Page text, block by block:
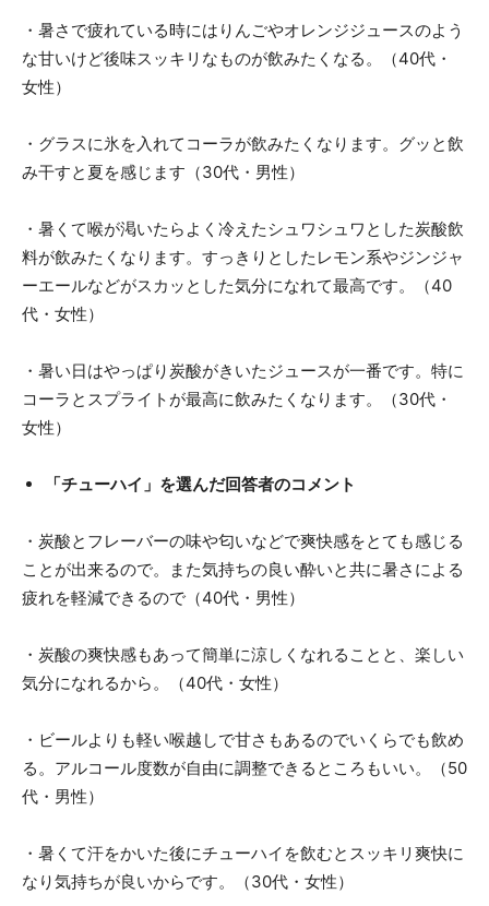
・暑さで疲れている時にはりんごやオレンジジュースのよう
な甘いけど後味スッキリなものが飲みたくなる。（40代・
女性）
・グラスに氷を入れてコーラが飲みたくなります。グッと飲
み干すと夏を感じます（30代・男性）
・暑くて喉が渇いたらよく冷えたシュワシュワとした炭酸飲
料が飲みたくなります。すっきりとしたレモン系やジンジャ
ーエールなどがスカッとした気分になれて最高です。（40
代・女性）
・暑い日はやっぱり炭酸がきいたジュースが一番です。特に
コーラとスプライトが最高に飲みたくなります。（30代・
女性）
「チューハイ」を選んだ回答者のコメント
・炭酸とフレーバーの味や匂いなどで爽快感をとても感じる
ことが出来るので。また気持ちの良い酔いと共に暑さによる
疲れを軽減できるので（40代・男性）
・炭酸の爽快感もあって簡単に涼しくなれることと、楽しい
気分になれるから。（40代・女性）
・ビールよりも軽い喉越しで甘さもあるのでいくらでも飲め
る。アルコール度数が自由に調整できるところもいい。（50
代・男性）
・暑くて汗をかいた後にチューハイを飲むとスッキリ爽快に
なり気持ちが良いからです。（30代・女性）